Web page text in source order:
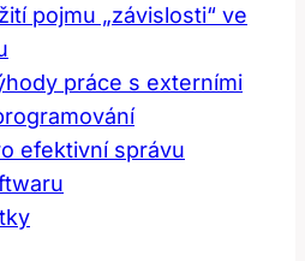
pojmu „závislosti“ ve
práce s externími
efektivní správu